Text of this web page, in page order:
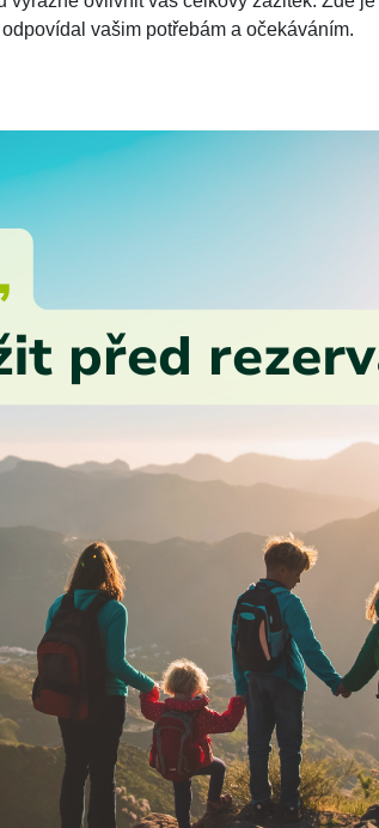
vašim potřebám a očekáváním.